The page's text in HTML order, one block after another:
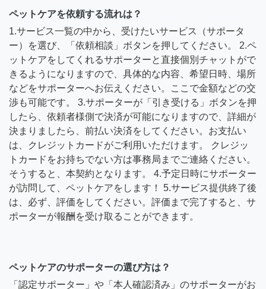
ペットケアを依頼する流れは？
1.サービス一覧の中から、受けたいサービス（サポータ
ー）を選び、「依頼相談」ボタンを押してください。 2.ペ
ットケアをしてくれるサポーターと直接個別チャットがで
きるようになりますので、具体的な内容、希望日時、場所
などをサポーターへお伝えください。ここで金額などの交
渉も可能です。 3.サポーターが「引き受ける」ボタンを押
したら、依頼者様側で決済が可能になりますので、詳細が
決まりましたら、前払い決済をしてください。お支払い
は、クレジットカードがご利用いただけます。 クレジッ
トカードをお持ちでない方は事務局までご連絡ください。
そうすると、本契約となります。 4.予定日時にサポーター
が訪問して、ペットケアをします！ 5.サービス提供終了後
は、必ず、評価をしてください。評価まで完了すると、サ
ポーターが報酬を受け取ることができます。
ペットケアのサポーターの選び方は？
「認定サポーター」や「本人確認済み」のサポーターがお